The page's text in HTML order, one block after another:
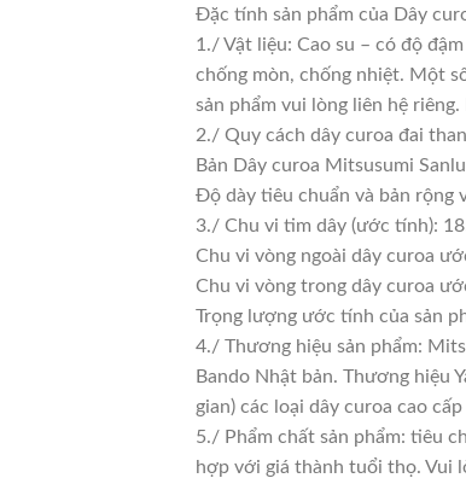
Đặc tính sản phẩm của Dây
1./ Vật liệu: Cao su – có độ
chống mòn, chống nhiệt. Một
sản phẩm vui lòng liên hệ
2./ Quy cách dây curoa đai
Bản Dây curoa Mitsusumi
Độ dày tiêu chuẩn và bản rộng
3./ Chu vi tim dây (ước tính):
Chu vi vòng ngoài dây curoa
Chu vi vòng trong dây curoa
Trọng lượng ước tính của sản
4./ Thương hiệu sản phẩm:
Bando Nhật bản. Thương hiệu
gian) các loại dây curoa cao
5./ Phẩm chất sản phẩm: tiêu
hợp với giá thành tuổi thọ. Vui